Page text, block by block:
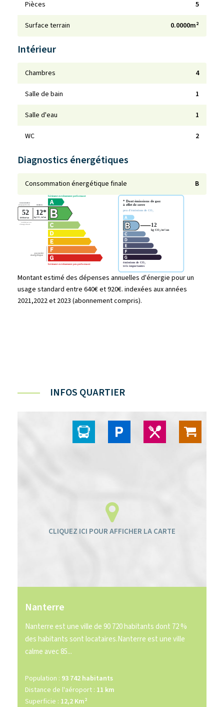
Pièces 5
Surface terrain 0.0000m²
Intérieur
Chambres 4
Salle de bain 1
Salle d'eau 1
WC 2
Diagnostics énergétiques
Consommation énergétique finale B
Montant estimé des dépenses annuelles d'énergie pour un
usage standard entre 640€ et 920€. indexées aux années
2021,2022 et 2023 (abonnement compris).
INFOS QUARTIER
Nanterre
Nanterre est une ville de 90 720 habitants dont 72 %
des habitants sont locataires.Nanterre est une ville
calme avec 85...
Population : 93 742 habitants
Distance de l'aéroport : 11 km
Superficie : 12,2 Km²